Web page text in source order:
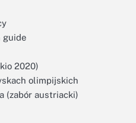
guide
2020)
olimpijskich
(zabór austriacki)